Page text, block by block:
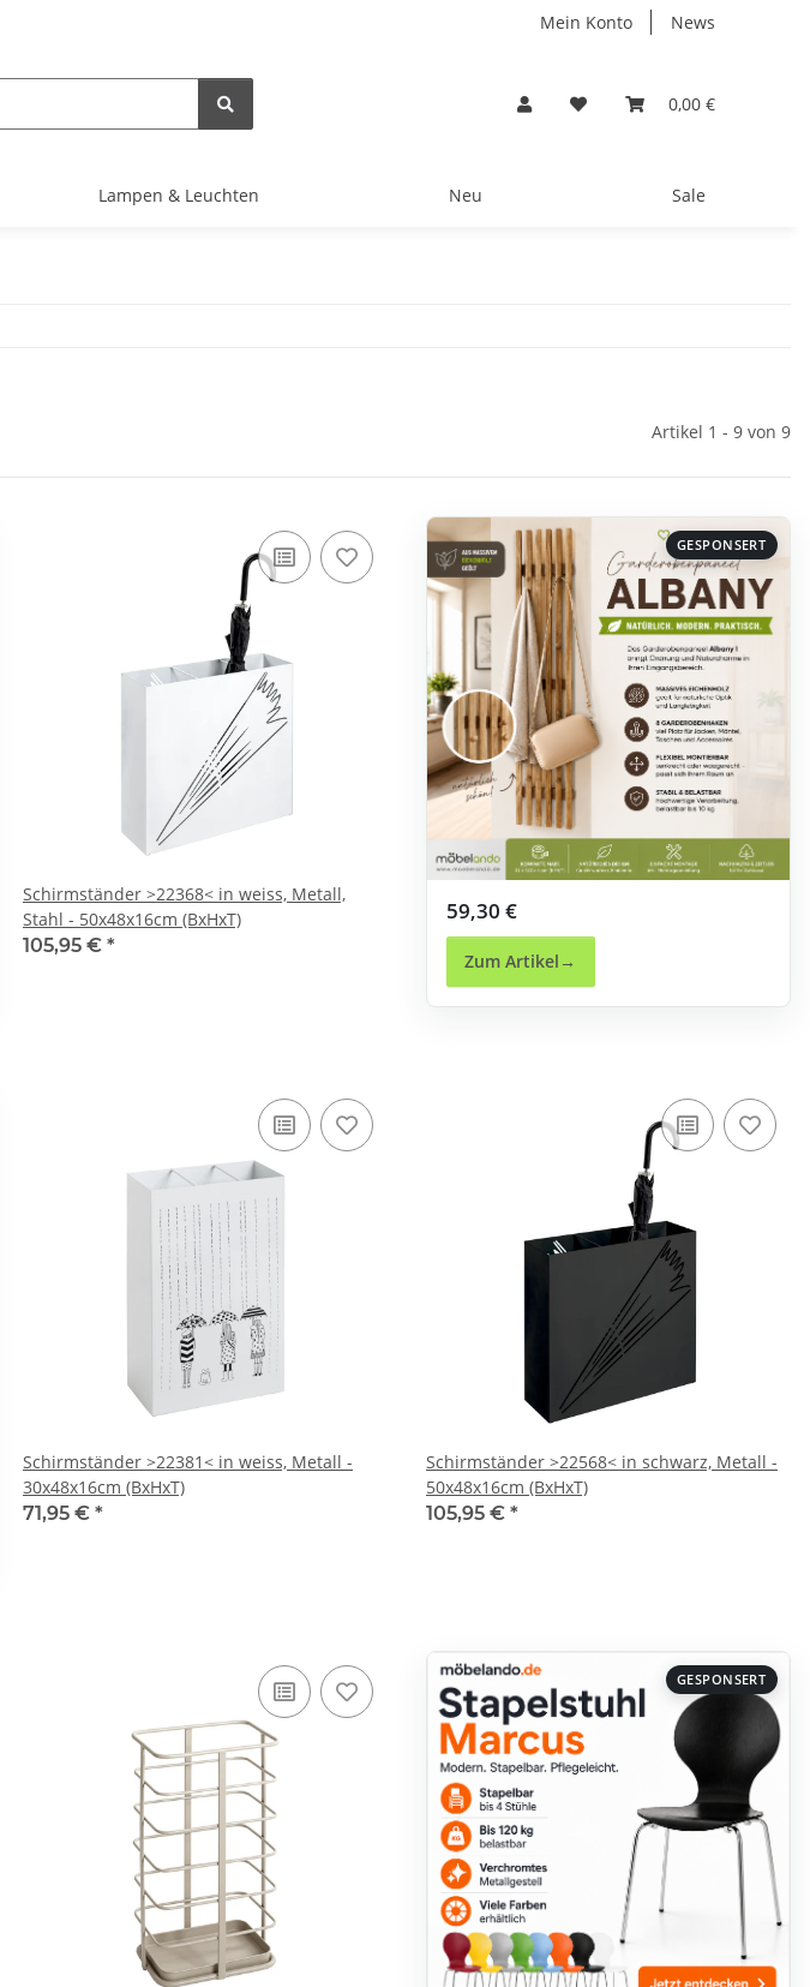
Mein Konto News
0,00 €
Lampen & Leuchten Neu Sale
Artikel 1 - 9 von 9
Schirmständer >22368< in weiss, Metall,
Stahl - 50x48x16cm (BxHxT)
105,95 € *
GESPONSERT
59,30 €
Zum Artikel
Schirmständer >22381< in weiss, Metall -
30x48x16cm (BxHxT)
71,95 € *
Schirmständer >22568< in schwarz, Metall -
50x48x16cm (BxHxT)
105,95 € *
GESPONSERT